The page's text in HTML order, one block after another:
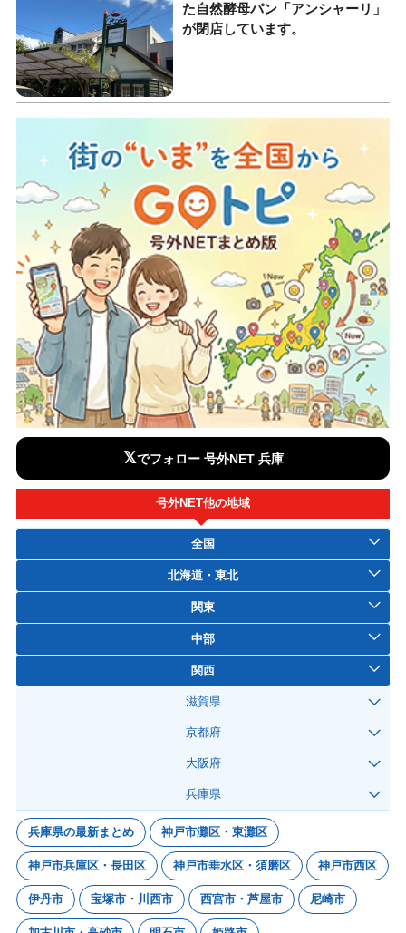
た自然酵母パン「アンシャーリ」
が閉店しています。
𝕏でフォロー 号外NET 兵庫
号外NET他の地域
全国
北海道・東北
関東
中部
関西
滋賀県
京都府
大阪府
兵庫県
兵庫県の最新まとめ 神戸市灘区・東灘区
神戸市兵庫区・長田区 神戸市垂水区・須磨区 神戸市西区
伊丹市 宝塚市・川西市 西宮市・芦屋市 尼崎市